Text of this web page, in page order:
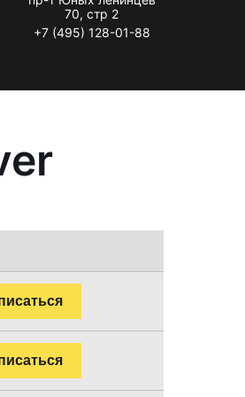
70, стр 2
+7 (495) 128-01-88